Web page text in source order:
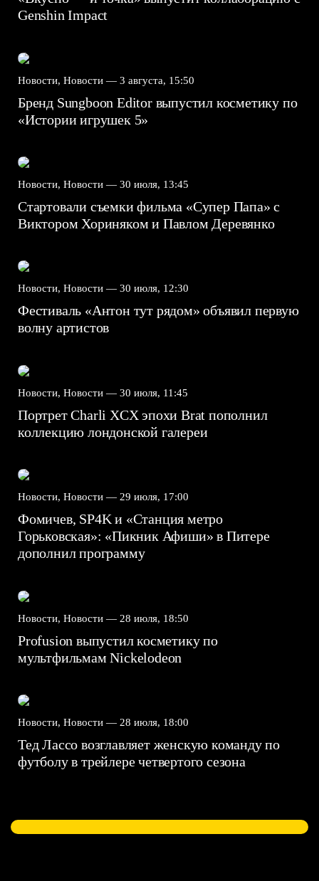
Genshin Impact⁠⁠
Новости, Новости — 3 августа, 15:50
Бренд Sungboon Editor выпустил косметику по
«Истории игрушек 5»
Новости, Новости — 30 июля, 13:45
Стартовали съемки фильма «Супер Папа» с
Виктором Хориняком и Павлом Деревянко
Новости, Новости — 30 июля, 12:30
Фестиваль «Антон тут рядом» объявил первую
волну артистов
Новости, Новости — 30 июля, 11:45
Портрет Charli XCX эпохи Brat пополнил
коллекцию лондонской галереи
Новости, Новости — 29 июля, 17:00
Фомичев, SP4K и «Станция метро
Горьковская»: «Пикник Афиши» в Питере
дополнил программу
Новости, Новости — 28 июля, 18:50
Profusion выпустил косметику по
мультфильмам Nickelodeon
Новости, Новости — 28 июля, 18:00
Тед Лассо возглавляет женскую команду по
футболу в трейлере четвертого сезона